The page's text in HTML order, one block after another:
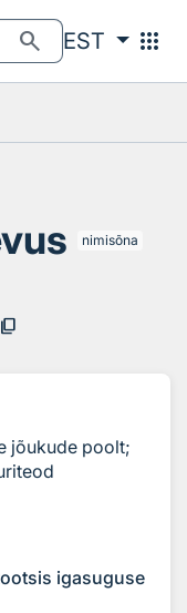
search EST apps
nimisõna
content_copy
jõukude poolt;
igasuguse